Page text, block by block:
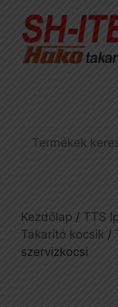
tartalomba
Kezdőlap / TTS
Takarító kocsik /
szervizkocsi